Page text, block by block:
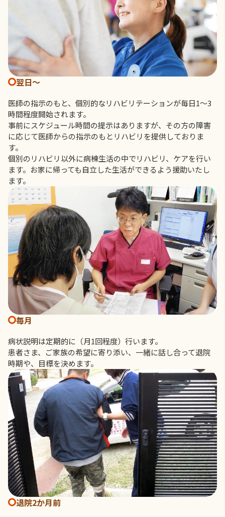
翌日〜
医師の指示のもと、個別的なリハビリテーションが毎日1～3
時間程度開始されます。
事前にスケジュール時間の提示はありますが、その方の障害
に応じて医師からの指示のもとリハビリを提供しておりま
す。
個別のリハビリ以外に病棟生活の中でリハビリ、ケアを行い
ます。お家に帰っても自立した生活ができるよう援助いたし
ます。
毎月
病状説明は定期的に（月1回程度）行います。
患者さま、ご家族の希望に寄り添い、一緒に話し合って退院
時期や、目標を決めます。
退院2か月前